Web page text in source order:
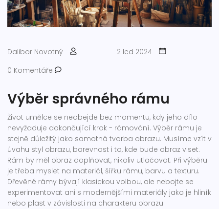
Dalibor Novotný
2 led 2024
0 Komentáře
Výběr správného rámu
Život umělce se neobejde bez momentu, kdy jeho dílo
nevyžaduje dokončující krok - rámování. Výběr rámu je
stejně důležitý jako samotná tvorba obrazu. Musíme vzít v
úvahu styl obrazu, barevnost i to, kde bude obraz viset.
Rám by měl obraz doplňovat, nikoliv utlačovat. Při výběru
je třeba myslet na materiál, šířku rámu, barvu a texturu.
Dřevěné rámy bývají klasickou volbou, ale nebojte se
experimentovat ani s modernějšími materiály jako je hliník
nebo plast v závislosti na charakteru obrazu.